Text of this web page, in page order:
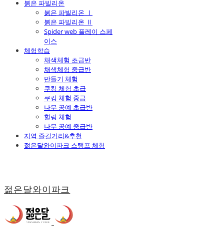
붉은 파빌리온
붉은 파빌리온 Ⅰ
붉은 파빌리온 Ⅱ
Spider web 플레이 스페
이스
체험학습
채색체험 초급반
채색체험 중급반
만들기 체험
쿠킹 체험 초급
쿠킹 체험 중급
나무 공예 초급반
힐링 체험
나무 공예 중급반
지역 즐길거리&추천
젊은달와이파크 스탬프 체험
젊은달와이파크